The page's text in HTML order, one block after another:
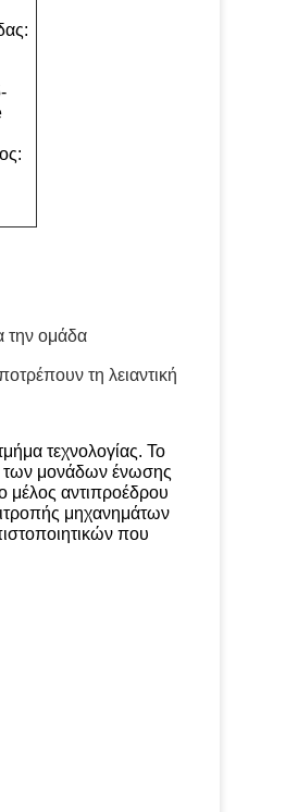
την ομάδα
τη λειαντική
τεχνολογίας. Το
των μονάδων ένωσης
μέλος αντιπροέδρου
μηχανημάτων
που